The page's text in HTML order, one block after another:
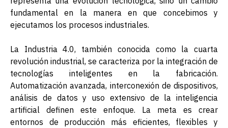
fundamental en la manera en que concebimos y
ejecutamos los procesos industriales.
La Industria 4.0, también conocida como la cuarta
revolución industrial, se caracteriza por la integración de
tecnologías inteligentes en la fabricación.
Automatización avanzada, interconexión de dispositivos,
análisis de datos y uso extensivo de la inteligencia
artificial definen este enfoque. La meta es crear
entornos de producción más eficientes, flexibles y